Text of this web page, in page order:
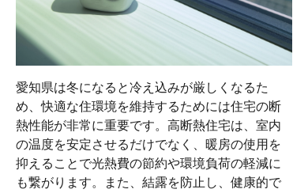
愛知県は冬になると冷え込みが厳しくなるた
め、快適な住環境を維持するためには住宅の断
熱性能が非常に重要です。高断熱住宅は、室内
の温度を安定させるだけでなく、暖房の使用を
抑えることで光熱費の節約や環境負荷の軽減に
も繋がります。また、結露を防止し、健康的で